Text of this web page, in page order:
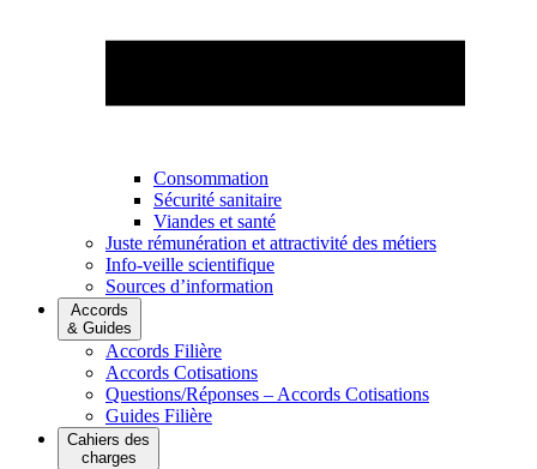
Consommation
Sécurité sanitaire
Viandes et santé
Juste rémunération et attractivité des métiers
Info-veille scientifique
Sources d’information
Accords
& Guides
Accords Filière
Accords Cotisations
Questions/Réponses – Accords Cotisations
Guides Filière
Cahiers des
charges